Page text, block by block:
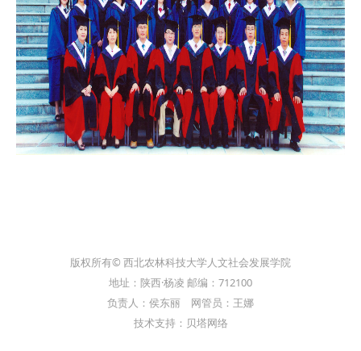
版权所有© 西北农林科技大学人文社会发展学院
地址：陕西·杨凌 邮编：712100
负责人：侯东丽 网管员：王娜
技术支持：贝塔网络